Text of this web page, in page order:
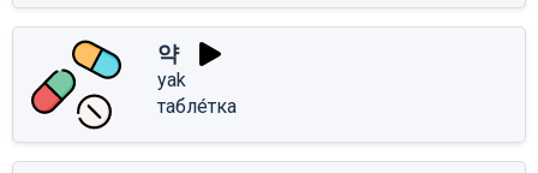
약
yak
табле́тка